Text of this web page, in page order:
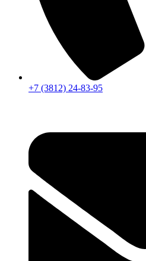
+7 (3812) 24-83-95